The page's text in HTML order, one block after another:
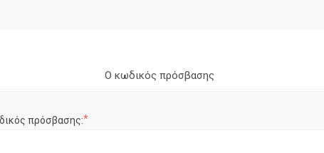
Ο κωδικός πρόσβασης
πρόσβασης:*